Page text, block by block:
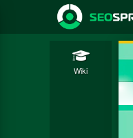
Wiki